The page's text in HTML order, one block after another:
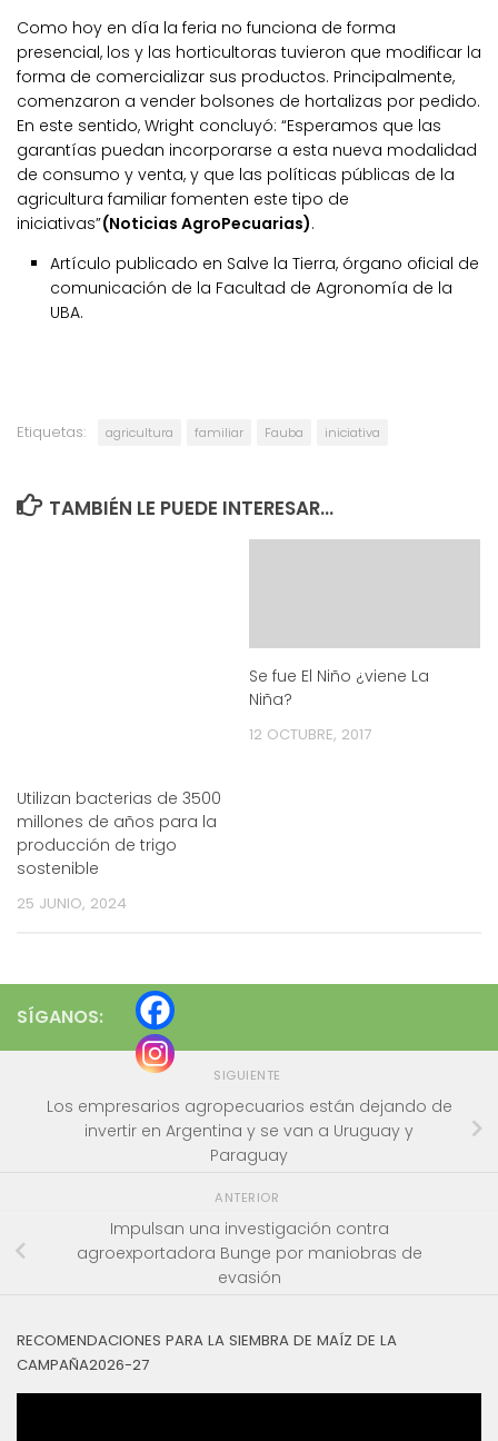
Como hoy en día la feria no funciona de forma
presencial, los y las horticultoras tuvieron que modificar la
forma de comercializar sus productos. Principalmente,
comenzaron a vender bolsones de hortalizas por pedido.
En este sentido, Wright concluyó: “Esperamos que las
garantías puedan incorporarse a esta nueva modalidad
de consumo y venta, y que las políticas públicas de la
agricultura familiar fomenten este tipo de
iniciativas”(Noticias AgroPecuarias).
Artículo publicado en Salve la Tierra, órgano oficial de
comunicación de la Facultad de Agronomía de la
UBA.
Etiquetas: agricultura familiar Fauba iniciativa
TAMBIÉN LE PUEDE INTERESAR...
Utilizan bacterias de 3500
millones de años para la
producción de trigo
sostenible
25 JUNIO, 2024
Se fue El Niño ¿viene La
Niña?
12 OCTUBRE, 2017
SÍGANOS:
SIGUIENTE
Los empresarios agropecuarios están dejando de
invertir en Argentina y se van a Uruguay y
Paraguay
ANTERIOR
Impulsan una investigación contra
agroexportadora Bunge por maniobras de
evasión
RECOMENDACIONES PARA LA SIEMBRA DE MAÍZ DE LA
CAMPAÑA2026-27